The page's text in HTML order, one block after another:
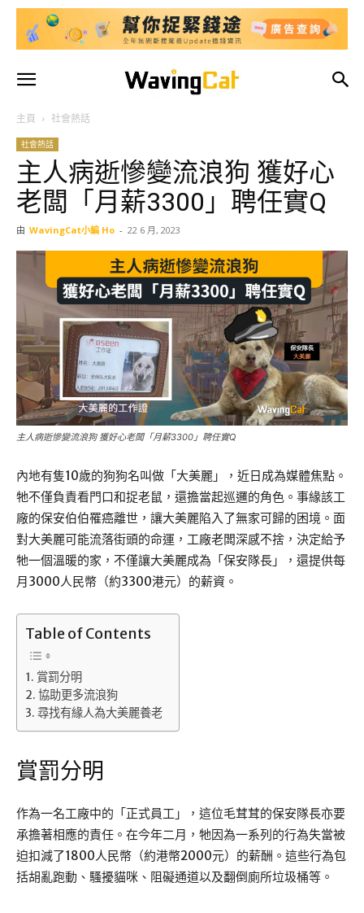
主頁 社會熱話
社會熱話
主人病逝慘變流浪狗 獲好心
老闆「月薪3300」聘任實Q
由 WavingCat小編 Ho - 22 6 月, 2023
主人病逝慘變流浪狗 獲好心老闆「月薪3300」聘任實Q
內地有隻10歲的狗狗名叫做「大美麗」，近日成為媒體焦點。
牠不僅負責看門口和捉老鼠，還擔當起巡邏的角色。事緣該工
廠的保安伯伯罹癌離世，讓大美麗陷入了無家可歸的困境。面
對大美麗可能流落街頭的命運，工廠老闆深感不捨，決定給予
牠一個溫暖的家，不僅讓大美麗成為「保安隊長」，還提供每
月3000人民幣（約3300港元）的薪資。
Table of Contents
賞罰分明
協助更多流浪狗
尋找有緣人為大美麗養老
賞罰分明
作為一名工廠中的「正式員工」，這位毛茸茸的保安隊長亦要
承擔著相應的責任。在今年二月，牠因為一系列的行為失當被
迫扣減了1800人民幣（約港幣2000元）的薪酬。這些行為包
括胡亂跑動、騷擾貓咪、阻礙通道以及翻倒廁所垃圾桶等。